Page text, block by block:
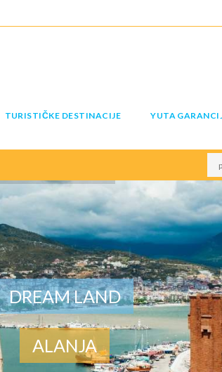
TURISTIČKE DESTINACIJE YUTA
DREAM LAND
ALANJA